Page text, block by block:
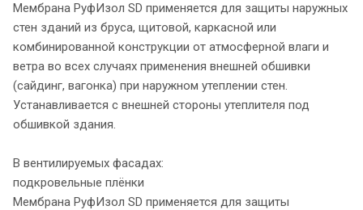
Мембрана РуфИзол SD применяется для защиты наружных
стен зданий из бруса, щитовой, каркасной или
комбинированной конструкции от атмосферной влаги и
ветра во всех случаях применения внешней обшивки
(сайдинг, вагонка) при наружном утеплении стен.
Устанавливается с внешней стороны утеплителя под
обшивкой здания.
В вентилируемых фасадах:
подкровельные плёнки
Мембрана РуфИзол SD применяется для защиты